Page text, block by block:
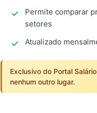
Permite comparar
setores
Atualizado
Exclusivo do Portal
nenhum outro lugar.